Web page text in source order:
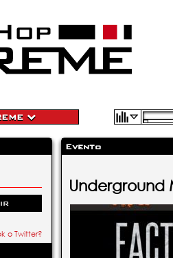
o Twitter?
Evento
Underground